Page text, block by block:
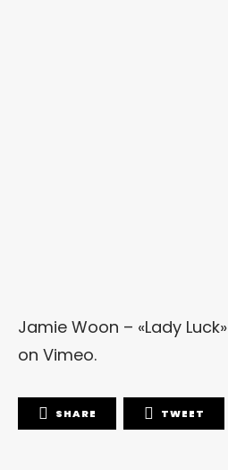
Jamie Woon – «Lady Luck»
on Vimeo.
SHARE TWEET